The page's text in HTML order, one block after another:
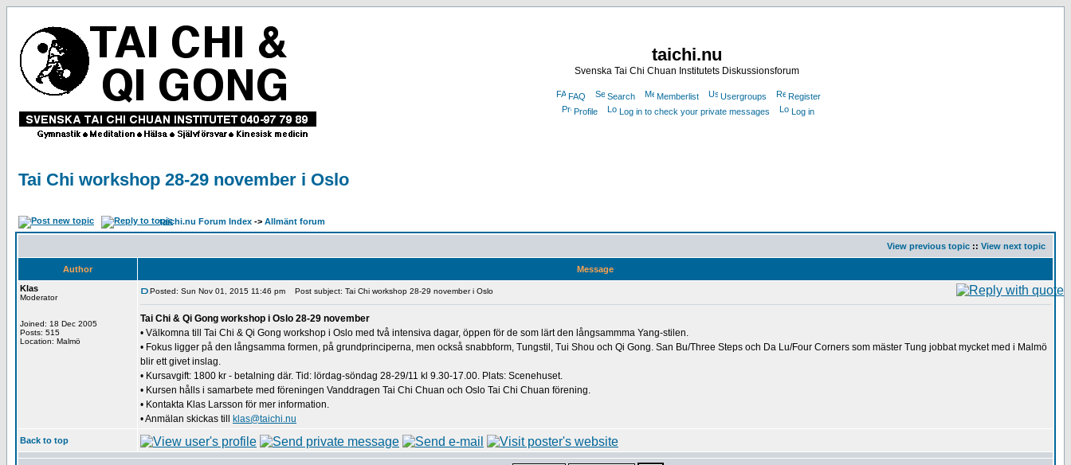
taichi.nu
Svenska Tai Chi Chuan Institutets Diskussionsforum
FAQ Search Memberlist Usergroups
Register
Profile
Log in to check your private messages Log in
Tai Chi workshop 28-29 november i Oslo
taichi.nu Forum Index -> Allmänt forum
View previous topic :: View next topic
Author
Message
Klas
Moderator
Joined: 18 Dec 2005
Posts: 515
Location: Malmö
Posted: Sun Nov 01, 2015 11:46 pm Post subject: Tai Chi workshop 28-29 november i Oslo
Tai Chi & Qi Gong workshop i Oslo 28-29 november
• Välkomna till Tai Chi & Qi Gong workshop i Oslo med två intensiva dagar, öppen för de som lärt den långsammma Yang-stilen.
• Fokus ligger på den långsamma formen, på grundprinciperna, men också snabbform, Tungstil, Tui Shou och Qi Gong. San Bu/Three Steps och Da Lu/Four Corners som mäster Tung jobbat mycket med i Malmö
blir ett givet inslag.
• Kursavgift: 1800 kr - betalning där. Tid: lördag-söndag 28-29/11 kl 9.30-17.00. Plats: Scenehuset.
• Kursen hålls i samarbete med föreningen Vanddragen Tai Chi Chuan och Oslo Tai Chi Chuan förening.
• Kontakta Klas Larsson för mer information.
• Anmälan skickas till
klas@taichi.nu
Back to top